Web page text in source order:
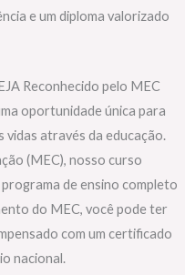
e um diploma valorizado
Reconhecido pelo MEC
oportunidade única para
vidas através da educação.
(MEC), nosso curso
de ensino completo
do MEC, você pode ter
com um certificado
nacional.